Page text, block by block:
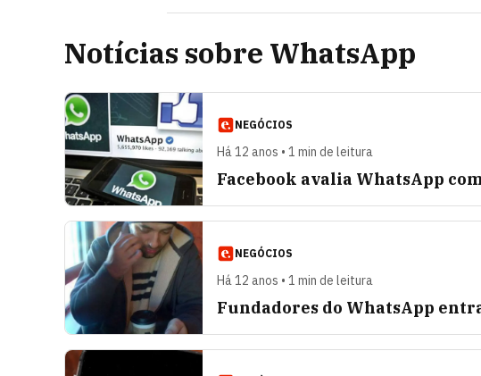
Notícias sobre WhatsApp
NEGÓCIOS
Há 12 anos • 1 min de leitura
Facebook avalia WhatsApp
NEGÓCIOS
Há 12 anos • 1 min de leitura
Fundadores do WhatsApp